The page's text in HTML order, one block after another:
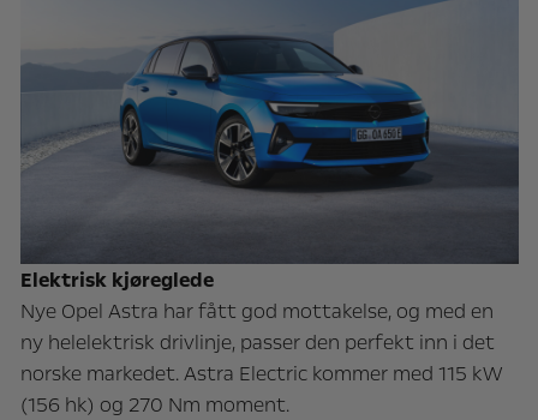
Elektrisk kjøreglede
Nye Opel Astra har fått god mottakelse, og med en
ny helelektrisk drivlinje, passer den perfekt inn i det
norske markedet. Astra Electric kommer med 115 kW
(156 hk) og 270 Nm moment.